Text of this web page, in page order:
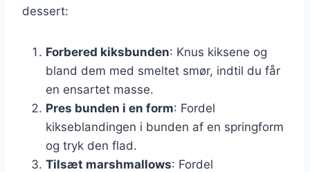
dessert:
Forbered kiksbunden: Knus kiksene og
bland dem med smeltet smør, indtil du får
en ensartet masse.
Pres bunden i en form: Fordel
kikseblandingen i bunden af en springform
og tryk den flad.
Tilsæt marshmallows: Fordel